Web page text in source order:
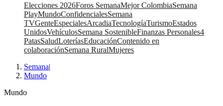
Elecciones 2026Foros SemanaMejor ColombiaSemana
PlayMundoConfidencialesSemana
TVGenteEspecialesArcadiaTecnologíaTurismoEstados
UnidosVehículosSemana SostenibleFinanzas Personales4
PatasSaludLoteríasEducaciónContenido en
colaboraciónSemana RuralMujeres
Semana|
Mundo
Mundo